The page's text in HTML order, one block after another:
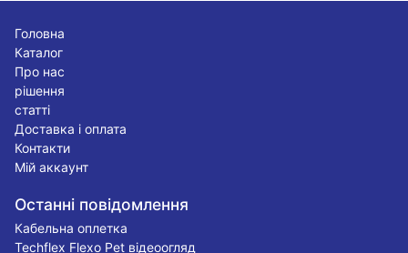
Головна
Каталог
Про нас
рішення
статті
Доставка і оплата
Контакти
Мій аккаунт
Останні повідомлення
Кабельна оплетка
Techflex Flexo Pet відеоогляд